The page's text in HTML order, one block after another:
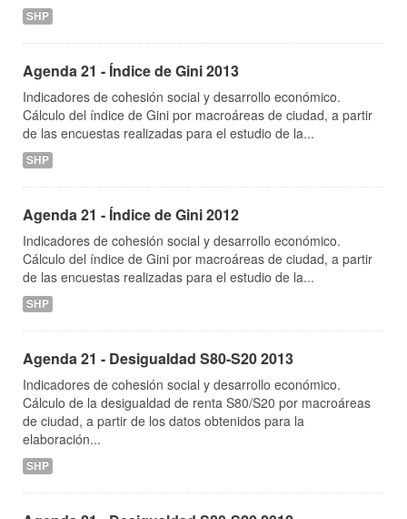
SHP
Agenda 21 - Índice de Gini 2013
Indicadores de cohesión social y desarrollo económico.
Cálculo del índice de Gini por macroáreas de ciudad, a partir
de las encuestas realizadas para el estudio de la...
SHP
Agenda 21 - Índice de Gini 2012
Indicadores de cohesión social y desarrollo económico.
Cálculo del índice de Gini por macroáreas de ciudad, a partir
de las encuestas realizadas para el estudio de la...
SHP
Agenda 21 - Desigualdad S80-S20 2013
Indicadores de cohesión social y desarrollo económico.
Cálculo de la desigualdad de renta S80/S20 por macroáreas
de ciudad, a partir de los datos obtenidos para la
elaboración...
SHP